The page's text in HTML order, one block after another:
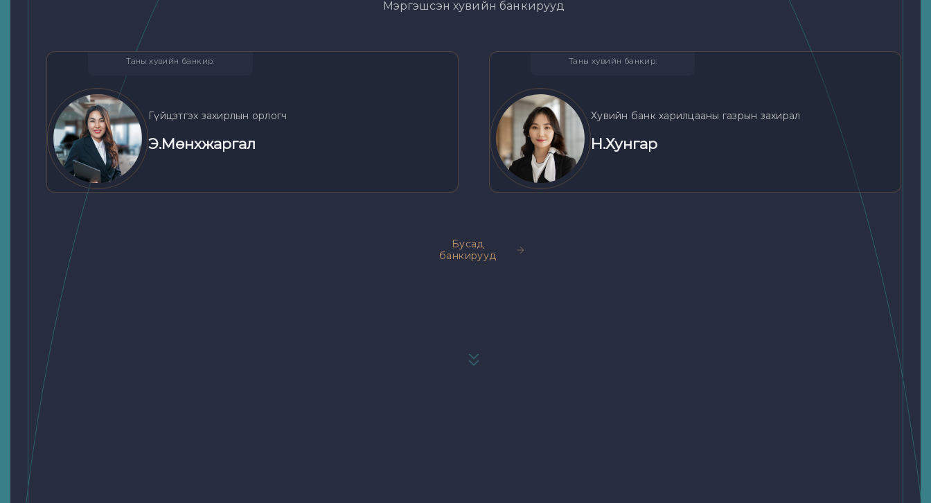
Мэргэшсэн хувийн банкирууд
Таны хувийн банкир:
Гүйцэтгэх захирлын орлогч
Э.Mөнхжаргал
Таны хувийн банкир:
Хувийн банк харилцааны газрын захирал
Н.Хунгар
Бусад
банкирууд